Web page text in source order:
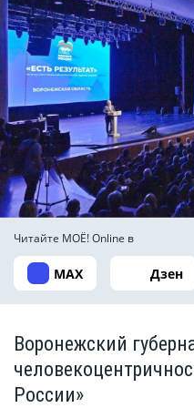
Читайте МОЁ! Online в
MAX Дзен
Воронежский
России»